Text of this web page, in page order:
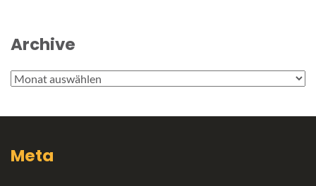
Archive
Archive
Meta